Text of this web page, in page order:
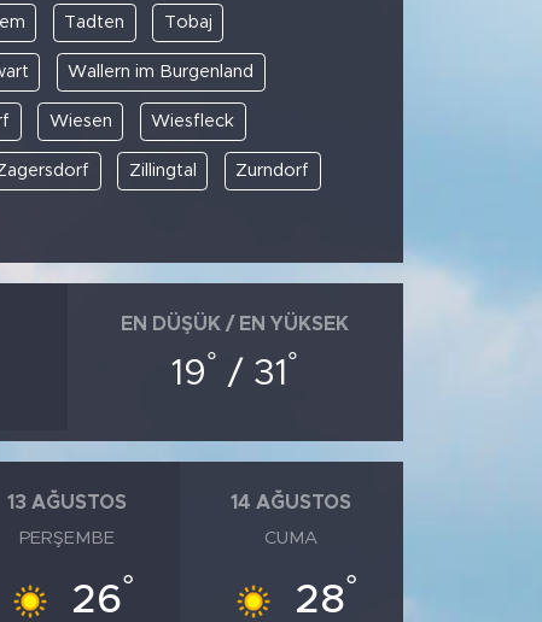
Tadten Tobaj
Wallern im Burgenland
Wiesen Wiesfleck
Zillingtal Zurndorf
EN DÜŞÜK / EN YÜKSEK
19° / 31 °
13 AĞUSTOS
PERŞEMBE
26°
14 AĞUSTOS
CUMA
28°